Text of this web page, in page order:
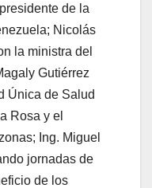
de la
Nicolás
la ministra del
Gutiérrez
Única de Salud
Rosa y el
Ing. Miguel
jornadas de
de los